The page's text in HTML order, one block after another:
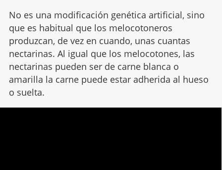
No es una modificación genética artificial, sino
que es habitual que los melocotoneros
produzcan, de vez en cuando, unas cuantas
nectarinas. Al igual que los melocotones, las
nectarinas pueden ser de carne blanca o
amarilla la carne puede estar adherida al hueso
o suelta.